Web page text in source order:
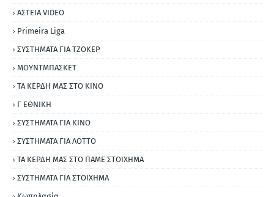
ΑΣΤΕΙΑ VIDEO
Primeira Liga
ΣΥΣΤΗΜΑΤΑ ΓΙΑ ΤΖΟΚΕΡ
ΜΟΥΝΤΜΠΑΣΚΕΤ
ΤΑ ΚΕΡΔΗ ΜΑΣ ΣΤΟ ΚΙΝΟ
Γ ΕΘΝΙΚΗ
ΣΥΣΤΗΜΑΤΑ ΓΙΑ ΚΙΝΟ
ΣΥΣΤΗΜΑΤΑ ΓΙΑ ΛΟΤΤΟ
ΤΑ ΚΕΡΔΗ ΜΑΣ ΣΤΟ ΠΑΜΕ ΣΤΟΙΧΗΜΑ
ΣΥΣΤΗΜΑΤΑ ΓΙΑ ΣΤΟΙΧΗΜΑ